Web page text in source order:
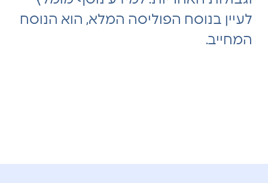
לעיין בנוסח הפוליסה המלא, הוא הנוסח
המחייב.